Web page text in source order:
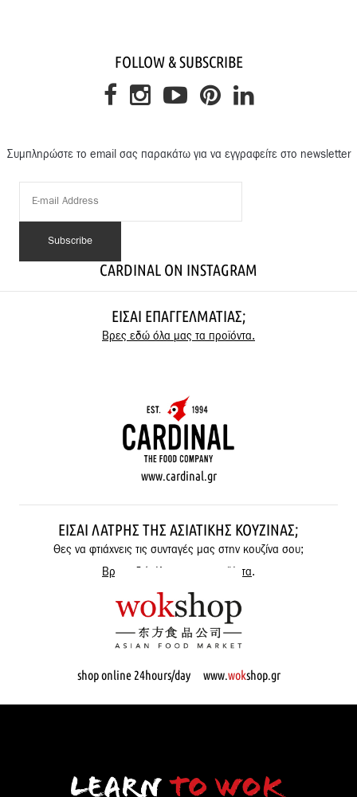
FOLLOW & SUBSCRIBE
Συμπληρώστε το email σας παρακάτω για να εγγραφείτε στο newsletter
CARDINAL ON INSTAGRAM
ΕΊΣΑΙ ΕΠΑΓΓΕΛΜΑΤΊΑΣ;
Βρες εδώ όλα μας τα προϊόντα.
www.cardinal.gr
ΕΊΣΑΙ ΛΆΤΡΗΣ ΤΗΣ ΑΣΙΑΤΙΚΉΣ ΚΟΥΖΊΝΑΣ;
Θες να φτιάχνεις τις συνταγές μας στην κουζίνα σου;
Βρες εδώ όλα μας τα προϊόντα.
shop online 24hours/day www.wokshop.gr